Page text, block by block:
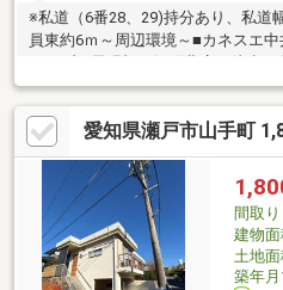
※私道（6番28、29)持分あり、私道
員東約6ｍ～周辺環境～■カネスエ
歩６分■尾張旭市立東中学校 徒歩
校 徒歩６分■尾張旭市立藤池保
にお任せ下さい◇土地・マンション
の不動産経験を活かし幅広くバック
愛知県瀬戸市山手町
間取り
建物
土地
築年月